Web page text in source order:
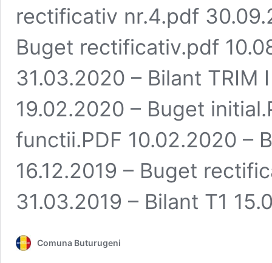
rectificativ nr.4.pdf
Buget rectificativ.pdf
31.03.2020 – Bilant TRIM
19.02.2020 – Buget
functii.PDF 10.02.2020 –
16.12.2019 – Buget
31.03.2019 – Bilant T1
Comuna Buturugeni